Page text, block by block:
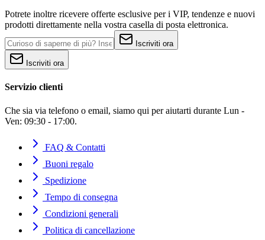
Potrete inoltre ricevere offerte esclusive per i VIP, tendenze e nuovi
prodotti direttamente nella vostra casella di posta elettronica.
Iscriviti ora
Iscriviti ora
Servizio clienti
Che sia via telefono o email, siamo qui per aiutarti durante Lun -
Ven: 09:30 - 17:00.
FAQ & Contatti
Buoni regalo
Spedizione
Tempo di consegna
Condizioni generali
Politica di cancellazione